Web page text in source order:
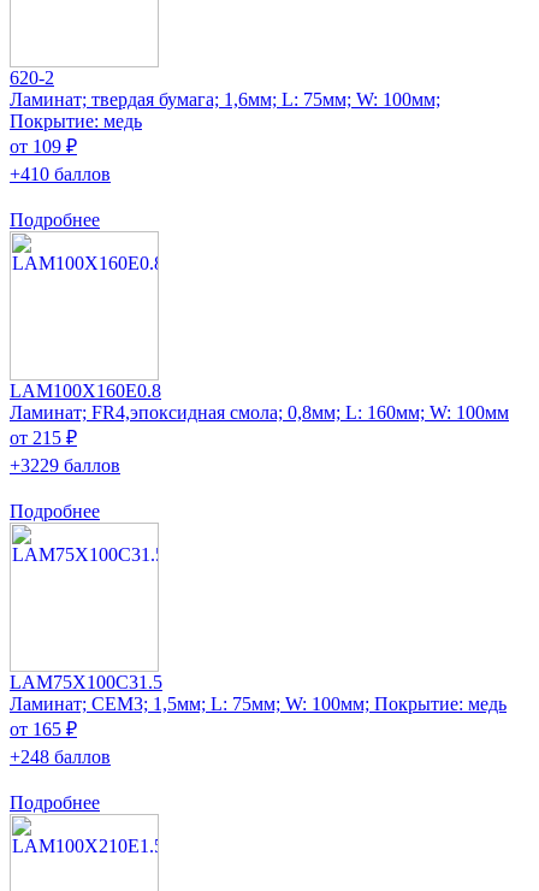
620-2
Ламинат; твердая бумага; 1,6мм; L: 75мм; W: 100мм;
Покрытие: медь
от 109 ₽
+410 баллов
Подробнее
LAM100X160E0.8
Ламинат; FR4,эпоксидная смола; 0,8мм; L: 160мм; W: 100мм
от 215 ₽
+3229 баллов
Подробнее
LAM75X100C31.5
Ламинат; CEM3; 1,5мм; L: 75мм; W: 100мм; Покрытие: медь
от 165 ₽
+248 баллов
Подробнее